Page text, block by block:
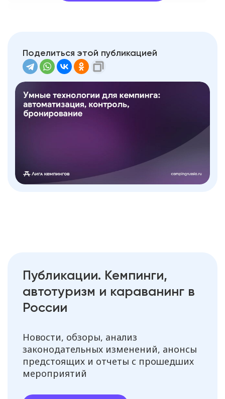
Поделиться этой публикацией
Публикации. Кемпинги,
автотуризм и караванинг в
России
Новости, обзоры, анализ
законодательных изменений, анонсы
предстоящих и отчеты с прошедших
мероприятий